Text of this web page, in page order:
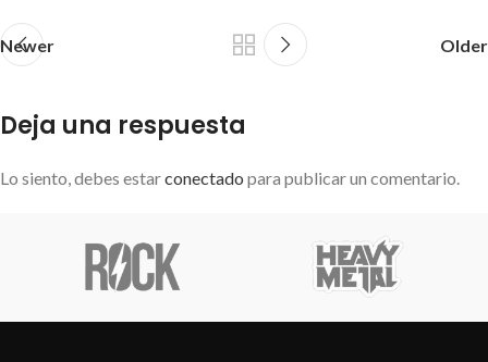
Newer Older
Deja una respuesta
Lo siento, debes estarconectado para publicar un comentario.